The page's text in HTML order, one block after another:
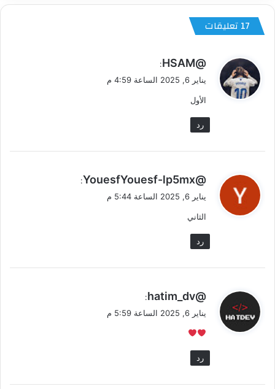
‫17 تعليقات
ي
ل
@HSAM
:
يناير 6, 2025 الساعة 4:59 م
الأول
رد
ي
ل
@YouesfYouesf-lp5mx
:
يناير 6, 2025 الساعة 5:44 م
الثاني
رد
ي
ل
@hatim_dv
:
يناير 6, 2025 الساعة 5:59 م
رد